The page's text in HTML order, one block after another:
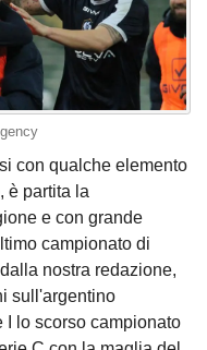
con qualche elemento
è partita la
e con grande
campionato di
nostra redazione,
sull'argentino
I lo scorso campionato